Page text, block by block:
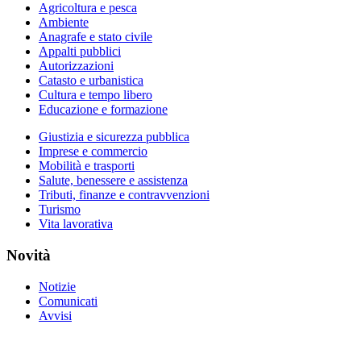
Agricoltura e pesca
Ambiente
Anagrafe e stato civile
Appalti pubblici
Autorizzazioni
Catasto e urbanistica
Cultura e tempo libero
Educazione e formazione
Giustizia e sicurezza pubblica
Imprese e commercio
Mobilità e trasporti
Salute, benessere e assistenza
Tributi, finanze e contravvenzioni
Turismo
Vita lavorativa
Novità
Notizie
Comunicati
Avvisi